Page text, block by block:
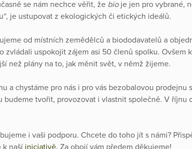
se nám nechce věřit, že bio je jen pro vybrané,
je ustupovat z ekologických či etických ideálů.
od místních zemědělců a biododavatelů a
zvládali uspokojit zájem asi 50 členů spolku. Ovšem
než plány na to, jak měnit svět, v němž žijeme.
a chystáme pro nás i pro vás bezobalovou prodejnu
budeme tvořit, provozovat i vlastnit společně. V říjnu
i vaši podporu. Chcete do toho jít s námi?
k naší iniciativě. Za obojí vám předem děkujeme!